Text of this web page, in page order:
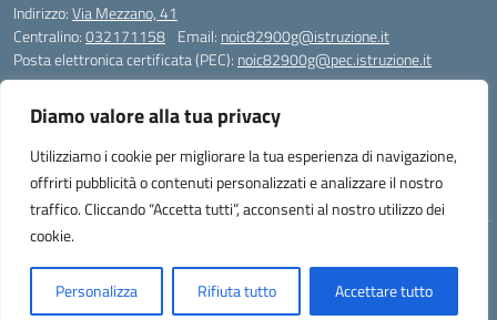
Diamo valore alla tua privacy
Utilizziamo i cookie per migliorare la tua esperienza di navigazione,
offrirti pubblicità o contenuti personalizzati e analizzare il nostro
traffico. Cliccando “Accetta tutti”, acconsenti al nostro utilizzo dei
cookie.
Personalizza Rifiuta tutto Accettare tutto
Indirizzo:Via Mezzano, 41
Centralino:032171158 Email: noic82900g@istruzione.it
Posta elettronica certificata (PEC): noic82900g@pec.istruzione.it
Codice meccanografico:NOIC82900G
Codice Indice delle Pubbliche Amministrazioni (IPA): istsc_noic82900g
Codice unico di fatturazione (CUF): UFJ1I0